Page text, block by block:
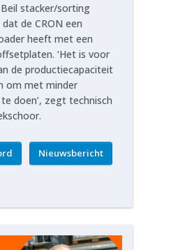
stacker/sorting
de CRON een
heeft met een
‘Het is voor
de productiecapaciteit
om met minder
doen’, zegt technisch
Nieuwsbericht